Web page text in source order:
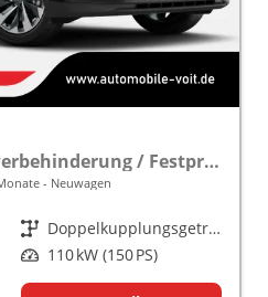
Selection 100% Schwerbehinderung / Festpreisgarantie* Modelljahr 2.0 TDI 150PS DSG "Sonderangebot bei Schwerbehinderung" frei konfigurierbar!
Neuwagen
Getriebe
Doppelkupplungsgetriebe (DSG)
Leistung 110 kW (150 PS)